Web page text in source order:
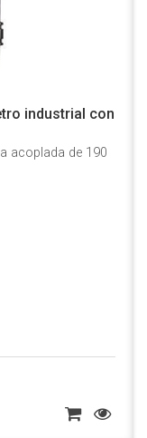
industrial con
acoplada de 190